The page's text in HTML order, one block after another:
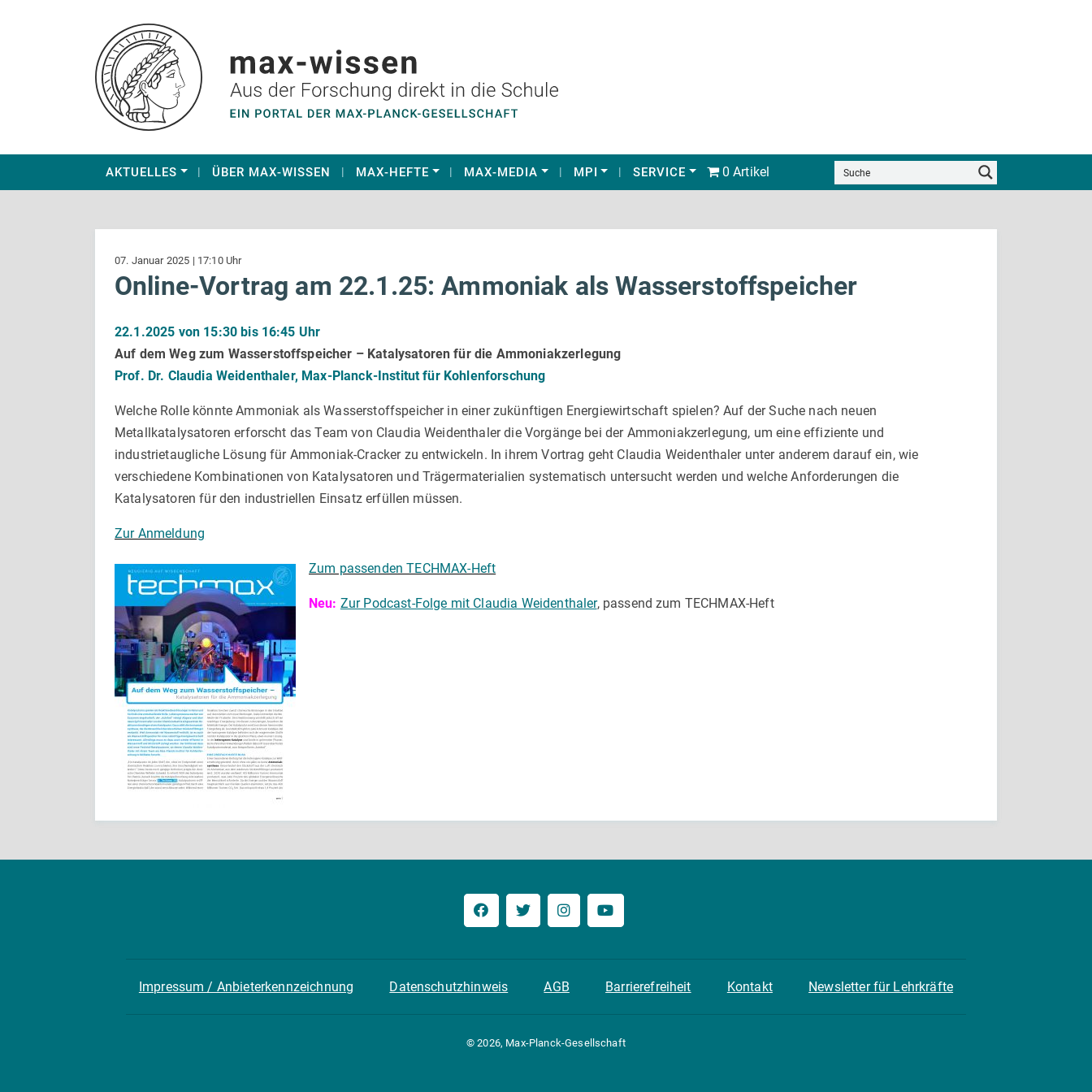
AKTUELLES ÜBER MAX-WISSEN MAX-HEFTE MAX-MEDIA MPI SERVICE 0 Artikel
07. Januar 2025 | 17:10 Uhr
Online-Vortrag am 22.1.25: Ammoniak als Wasserstoffspeicher
22.1.2025 von 15:30 bis 16:45 Uhr
Auf dem Weg zum Wasserstoffspeicher – Katalysatoren für die Ammoniakzerlegung
Prof. Dr. Claudia Weidenthaler, Max-Planck-Institut für Kohlenforschung
Welche Rolle könnte Ammoniak als Wasserstoffspeicher in einer zukünftigen Energiewirtschaft spielen? Auf der Suche nach neuen
Metallkatalysatoren erforscht das Team von Claudia Weidenthaler die Vorgänge bei der Ammoniakzerlegung, um eine effiziente und
industrietaugliche Lösung für Ammoniak-Cracker zu entwickeln. In ihrem Vortrag geht Claudia Weidenthaler unter anderem darauf ein, wie
verschiedene Kombinationen von Katalysatoren und Trägermaterialien systematisch untersucht werden und welche Anforderungen die
Katalysatoren für den industriellen Einsatz erfüllen müssen.
Zur Anmeldung
Zum passenden TECHMAX-Heft
Neu: Zur Podcast-Folge mit Claudia Weidenthaler, passend zum TECHMAX-Heft
Impressum / Anbieterkennzeichnung Datenschutzhinweis AGB Barrierefreiheit Kontakt Newsletter für Lehrkräfte
© 2026, Max-Planck-Gesellschaft